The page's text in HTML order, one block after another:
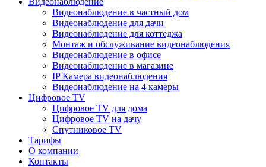
Видеонаблюдение в частный дом
Видеонаблюдение для дачи
Видеонаблюдение для коттеджа
Монтаж и обслуживание видеонаблюдения
Видеонаблюдение в офисе
Видеонаблюдение в магазине
IP Камера видеонаблюдения
Видеонаблюдение на 4 камеры
Цифровое TV
Цифровое TV для дома
Цифровое TV на дачу
Спутниковое TV
Тарифы
О компании
Контакты